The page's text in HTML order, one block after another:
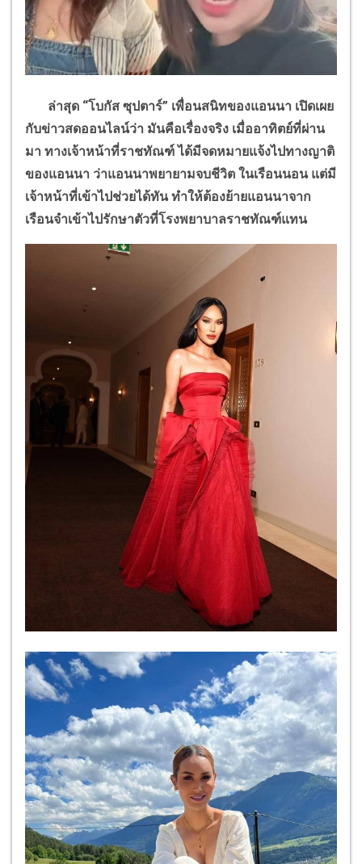
ล่าสุด “โบกัส ซุปตาร์” เพื่อนสนิทของแอนนา เปิดเผย
กับข่าวสดออนไลน์ว่า มันคือเรื่องจริง เมื่ออาทิตย์ที่ผ่าน
มา ทางเจ้าหน้าที่ราชทัณฑ์ ได้มีจดหมายแจ้งไปทางญาติ
ของแอนนา ว่าแอนนาพยายามจบชีวิต ในเรือนนอน แต่มี
เจ้าหน้าที่เข้าไปช่วยได้ทัน ทำให้ต้องย้ายแอนนาจาก
เรือนจำเข้าไปรักษาตัวที่โรงพยาบาลราชทัณฑ์แทน